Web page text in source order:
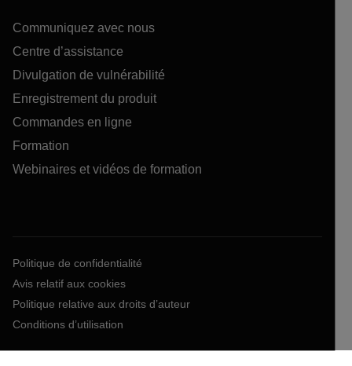
Communiquez avec nous
Centre d’assistance
Divulgation de vulnérabilité
Enregistrement du produit
Commandes en ligne
Formation
Webinaires et vidéos de formation
Politique de confidentialité
Avis relatif aux cookies
Politique relative aux droits d’auteur
Conditions d’utilisation